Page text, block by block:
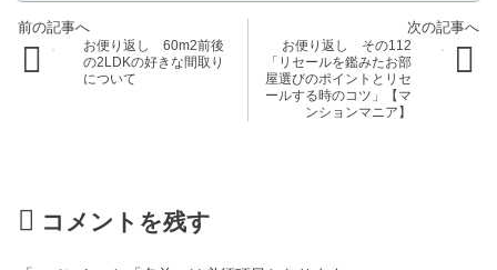
お便り返し 60m2前後
の2LDKの好きな間取り
について
お便り返し その112
「リセールを鑑みたお部
屋選びのポイントとリセ
ールする時のコツ」【マ
ンションマニア】
コメントを残す